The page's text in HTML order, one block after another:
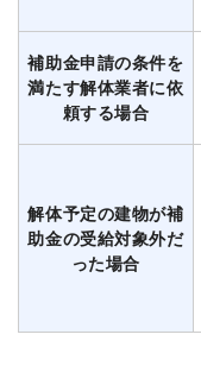
補助金申請の条件を
満たす解体業者に依
頼する場合
解体予定の建物が補
助金の受給対象外だ
った場合